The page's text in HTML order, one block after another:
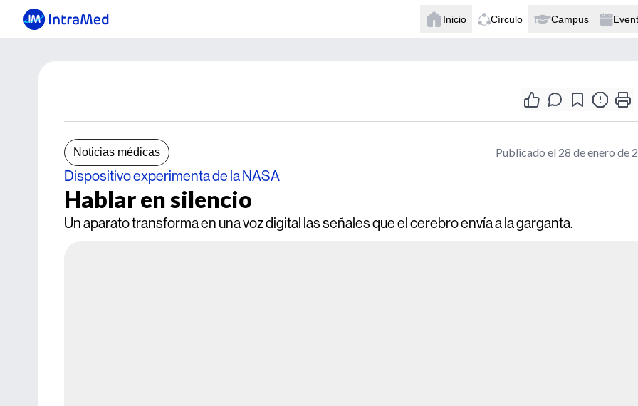
Inicio Círculo Campus
Noticias médicas Publicado el 28 de enero de
Dispositivo experimenta de la NASA
Hablar en silencio
Un aparato transforma en una voz digital las señales que el cerebro envía a la garganta.